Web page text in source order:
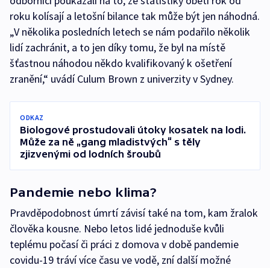
roku kolísají a letošní bilance tak může být jen náhodná.
„V několika posledních letech se nám podařilo několik
lidí zachránit, a to jen díky tomu, že byl na místě
šťastnou náhodou někdo kvalifikovaný k ošetření
zranění,“ uvádí Culum Brown z univerzity v Sydney.
ODKAZ
Biologové prostudovali útoky kosatek na lodi.
Může za ně „gang mladistvých“ s těly
zjizvenými od lodních šroubů
Pandemie nebo klima?
Pravděpodobnost úmrtí závisí také na tom, kam žralok
člověka kousne. Nebo letos lidé jednoduše kvůli
teplému počasí či práci z domova v době pandemie
covidu-19 tráví více času ve vodě, zní další možné